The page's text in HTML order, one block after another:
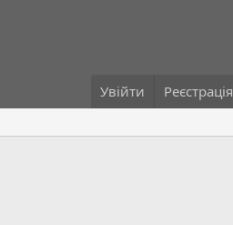
Увійти Реєстрація